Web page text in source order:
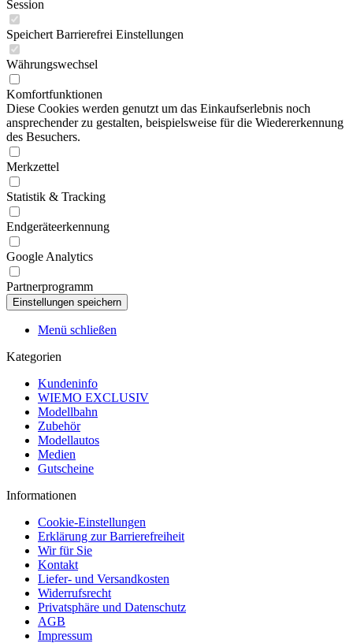
Session
Speichert Barrierefrei Einstellungen
Währungswechsel
Komfortfunktionen
Diese Cookies werden genutzt um das Einkaufserlebnis noch
ansprechender zu gestalten, beispielsweise für die Wiedererkennung
des Besuchers.
Merkzettel
Statistik & Tracking
Endgeräteerkennung
Google Analytics
Partnerprogramm
Menü schließen
Kategorien
Kundeninfo
WIEMO EXCLUSIV
Modellbahn
Zubehör
Modellautos
Medien
Gutscheine
Informationen
Cookie-Einstellungen
Erklärung zur Barrierefreiheit
Wir für Sie
Kontakt
Liefer- und Versandkosten
Widerrufsrecht
Privatsphäre und Datenschutz
AGB
Impressum